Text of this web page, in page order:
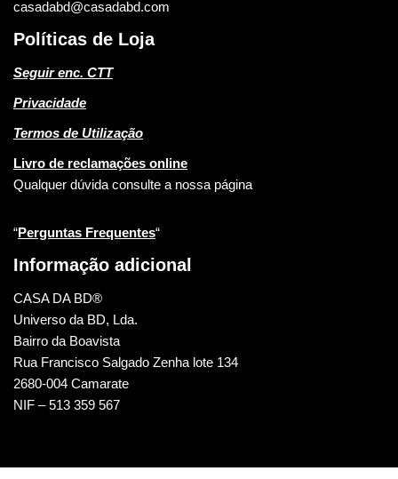
casadabd@casadabd.com
Políticas de Loja
Seguir enc. CTT
Privacidade
Termos de Utilização
Livro de reclamações online
Qualquer dúvida consulte a nossa página
“Perguntas Frequentes“
Informação adicional
CASA DA BD®
Universo da BD, Lda.
Bairro da Boavista
Rua Francisco Salgado Zenha lote 134
2680-004 Camarate
NIF – 513 359 567